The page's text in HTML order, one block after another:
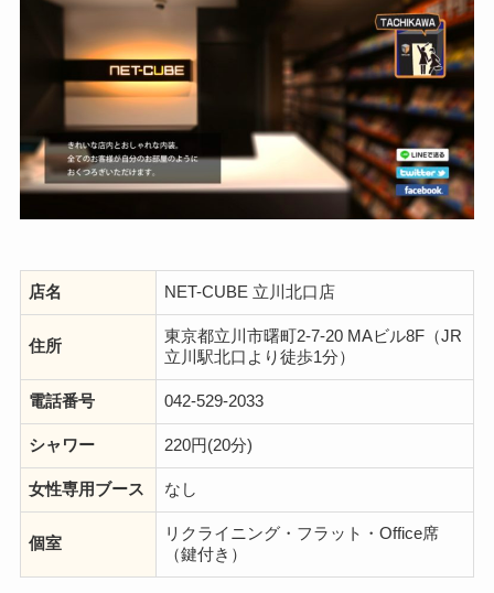
店名 NET-CUBE 立川北口店
住所
東京都立川市曙町2-7-20 MAビル8F（JR
立川駅北口より徒歩1分）
電話番号 042-529-2033
シャワー 220円(20分)
女性専用ブース なし
個室
リクライニング・フラット・Office席
（鍵付き）